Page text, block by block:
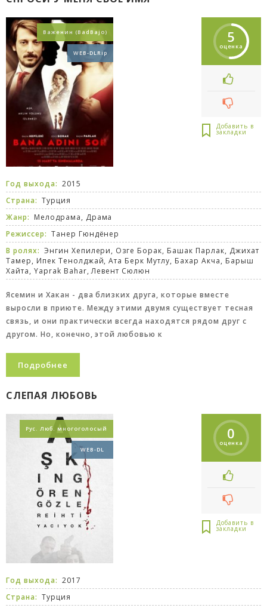
Важенин (BadBajo)
WEB-DLRip
5
оценка
Год выхода: 2015
Страна: Турция
Жанр: Мелодрама, Драма
Режиссер: Танер Гюндёнер
В ролях: Энгин Хепилери, Озге Борак, Башак Парлак, Джихат
Тамер, Ипек Тенолджай, Ата Берк Мутлу, Бахар Акча, Барыш
Хайта, Yaprak Bahar, Левент Сюлюн
Ясемин и Хакан - два близких друга, которые вместе
выросли в приюте. Между этими двумя существует тесная
связь, и они практически всегда находятся рядом друг с
другом. Но, конечно, этой любовью к
Подробнее
СЛЕПАЯ ЛЮБОВЬ
Рус. Люб. многоголосый
WEB-DL
0
оценка
Год выхода: 2017
Страна: Турция